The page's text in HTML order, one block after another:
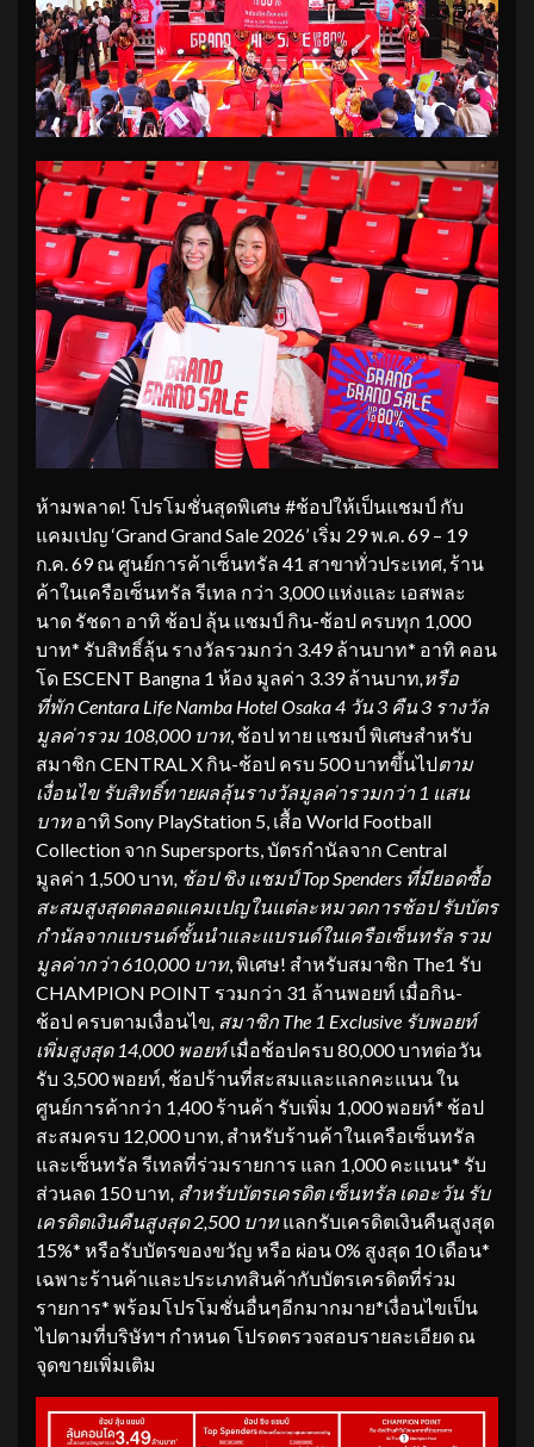
ห้ามพลาด! โปรโมชั่นสุดพิเศษ #ช้อปให้เป็นแชมป์ กับ
แคมเปญ ‘Grand Grand Sale 2026’ เริ่ม 29 พ.ค. 69 – 19
ก.ค. 69 ณ ศูนย์การค้าเซ็นทรัล 41 สาขาทั่วประเทศ, ร้าน
ค้าในเครือเซ็นทรัล รีเทล กว่า 3,000 แห่งและ เอสพละ
นาด รัชดา อาทิ ช้อป ลุ้น แชมป์ กิน-ช้อป ครบทุก 1,000
บาท* รับสิทธิ์ลุ้น รางวัลรวมกว่า 3.49 ล้านบาท* อาทิ คอน
โด ESCENT Bangna 1 ห้อง มูลค่า 3.39 ล้านบาท,หรือ
ที่พัก Centara Life Namba Hotel Osaka 4 วัน 3 คืน 3 รางวัล
มูลค่ารวม 108,000 บาท, ช้อป ทาย แชมป์ พิเศษสำหรับ
สมาชิก CENTRAL X กิน-ช้อป ครบ 500 บาทขึ้นไปตาม
เงื่อนไข รับสิทธิ์ทายผลลุ้นรางวัลมูลค่ารวมกว่า 1 แสน
บาทอาทิ Sony PlayStation 5, เสื้อ World Football
Collection จาก Supersports, บัตรกำนัลจาก Central
มูลค่า 1,500 บาท, ช้อป ชิง แชมป์ Top Spenders ที่มียอดซื้อ
สะสมสูงสุดตลอดแคมเปญในแต่ละหมวดการช้อป รับบัตร
กำนัลจากแบรนด์ชั้นนำและแบรนด์ในเครือเซ็นทรัล รวม
มูลค่ากว่า 610,000 บาท, พิเศษ! สำหรับสมาชิก The1 รับ
CHAMPION POINT รวมกว่า 31 ล้านพอยท์ เมื่อกิน-
ช้อป ครบตามเงื่อนไข, สมาชิก The 1 Exclusive รับพอยท์
เพิ่มสูงสุด 14,000 พอยท์เมื่อช้อปครบ 80,000 บาทต่อวัน
รับ 3,500 พอยท์, ช้อปร้านที่สะสมและแลกคะแนน ใน
ศูนย์การค้ากว่า 1,400 ร้านค้า รับเพิ่ม 1,000 พอยท์* ช้อป
สะสมครบ 12,000 บาท, สำหรับร้านค้าในเครือเซ็นทรัล
และเซ็นทรัล รีเทลที่ร่วมรายการ แลก 1,000 คะแนน* รับ
ส่วนลด 150 บาท, สำหรับบัตรเครดิต เซ็นทรัล เดอะวัน รับ
เครดิตเงินคืนสูงสุด 2,500 บาทแลกรับเครดิตเงินคืนสูงสุด
15%* หรือรับบัตรของขวัญ หรือ ผ่อน 0% สูงสุด 10 เดือน*
เฉพาะร้านค้าและประเภทสินค้ากับบัตรเครดิตที่ร่วม
รายการ* พร้อมโปรโมชั่นอื่นๆอีกมากมาย*เงื่อนไขเป็น
ไปตามที่บริษัทฯ กำหนด โปรดตรวจสอบรายละเอียด ณ
จุดขายเพิ่มเติม